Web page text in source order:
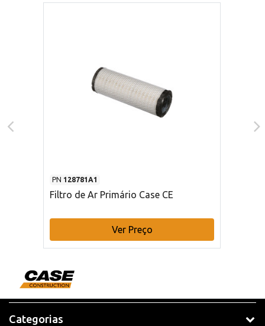
PN 128781A1
Filtro de Ar Primário Case CE
Ver Preço
Categorias